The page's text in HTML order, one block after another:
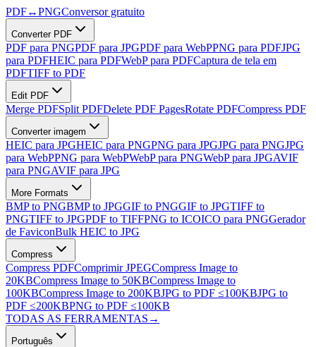
PDF↔PNGConversor gratuito
Converter PDF
PDF para PNGPDF para JPGPDF para WebPPNG para PDFJPG
para PDFHEIC para PDFWebP para PDFCaptura de tela em
PDFTIFF to PDF
Edit PDF
Merge PDFSplit PDFDelete PDF PagesRotate PDFCompress PDF
Converter imagem
HEIC para JPGHEIC para PNGPNG para JPGJPG para PNGJPG
para WebPPNG para WebPWebP para PNGWebP para JPGAVIF
para PNGAVIF para JPG
More Formats
BMP to PNGBMP to JPGGIF to PNGGIF to JPGTIFF to
PNGTIFF to JPGPDF to TIFFPNG to ICOICO para PNGGerador
de FaviconBulk HEIC to JPG
Compress
Compress PDFComprimir JPEGCompress Image to
20KBCompress Image to 50KBCompress Image to
100KBCompress Image to 200KBJPG to PDF ≤100KBJPG to
PDF ≤200KBPNG to PDF ≤100KB
TODAS AS FERRAMENTAS →
Português